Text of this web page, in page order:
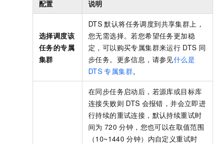
配置 说明
选择调度该
任务的专属
集群
DTS 默认将任务调度到共享集群上，
您无需选择。若您希望任务更加稳
定，可以购买专属集群来运行 DTS 同
步任务。更多信息，请参见什么是
DTS 专属集群。
在同步任务启动后，若源库或目标库
连接失败则 DTS 会报错，并会立即进
行持续的重试连接，默认持续重试时
间为 720 分钟，您也可以在取值范围
（10~1440 分钟）内自定义重试时